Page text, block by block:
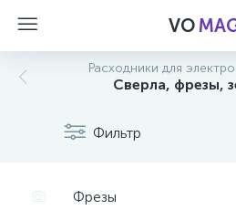
VO
Расходники для
Сверла, фрезы,
Фильтр
Фрезы